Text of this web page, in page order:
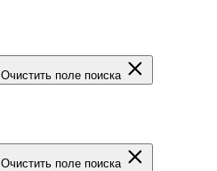
Очистить поле поиска
Очистить поле поиска